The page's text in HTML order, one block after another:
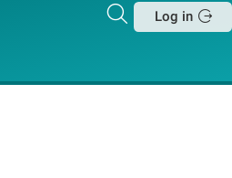
Zoeken
Log in